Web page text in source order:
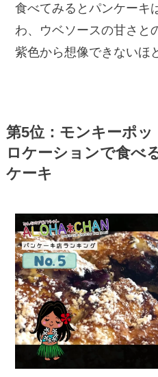
食べてみるとパンケーキ
わ、ウベソースの甘さと
紫色から想像できないほ
第5位：モンキーポ
ロケーションで食べ
ケーキ